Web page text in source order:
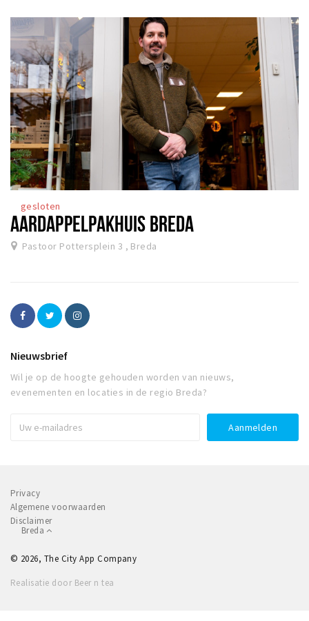
gesloten
AARDAPPELPAKHUIS BREDA
Pastoor Pottersplein 3 , Breda
Nieuwsbrief
Wil je op de hoogte gehouden worden van nieuws,
evenementen en locaties in de regio Breda?
Privacy
Algemene voorwaarden
Disclaimer
Breda
© 2026, The City App Company
Realisatie door Beer n tea